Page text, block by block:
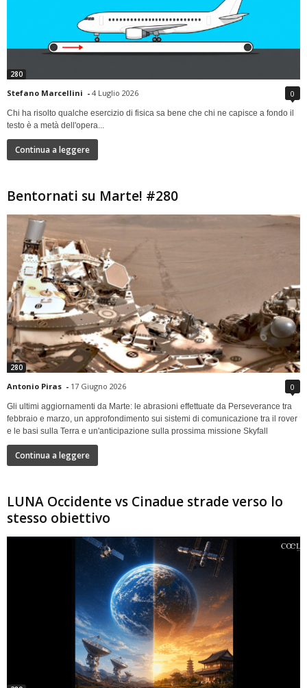
280
Stefano Marcellini - 4 Luglio 2026 0
Chi ha risolto qualche esercizio di fisica sa bene che chi ne capisce a fondo il
testo è a metà dell'opera...
Continua a leggere
Bentornati su Marte! #280
280
Antonio Piras - 17 Giugno 2026 0
Gli ultimi aggiornamenti da Marte: le abrasioni effettuate da Perseverance tra
febbraio e marzo, un approfondimento sui sistemi di comunicazione tra il rover
e le basi sulla Terra e un'anticipazione sulla prossima missione Skyfall
Continua a leggere
LUNA Occidente vs Cinadue strade verso lo
stesso obiettivo